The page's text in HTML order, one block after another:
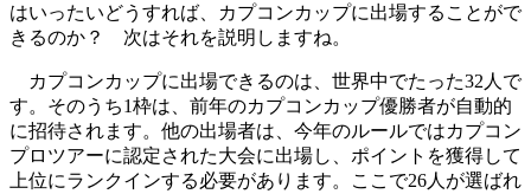
はいったいどうすれば、カプコンカップに出場することがで
きるのか？ 次はそれを説明しますね。
カプコンカップに出場できるのは、世界中でたった32人で
す。そのうち1枠は、前年のカプコンカップ優勝者が自動的
に招待されます。他の出場者は、今年のルールではカプコン
プロツアーに認定された大会に出場し、ポイントを獲得して
上位にランクインする必要があります。ここで26人が選ばれ